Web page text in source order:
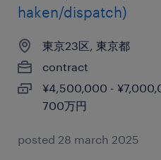
haken/dispatch)
東京23区, 東京都
contract
¥4,500,000 -
700万円
posted 28 march 2025